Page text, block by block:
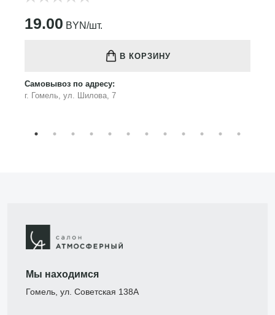
19.00 BYN/шт.
В КОРЗИНУ
Самовывоз по адресу:
г. Гомель, ул. Шилова, 7
Мы находимся
Гомель, ул. Советская 138А